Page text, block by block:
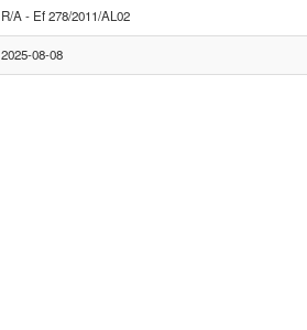
R/A - Ef 278/2011/AL02
2025-08-08